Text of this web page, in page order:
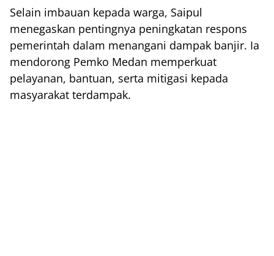
Selain imbauan kepada warga, Saipul
menegaskan pentingnya peningkatan respons
pemerintah dalam menangani dampak banjir. Ia
mendorong Pemko Medan memperkuat
pelayanan, bantuan, serta mitigasi kepada
masyarakat terdampak.